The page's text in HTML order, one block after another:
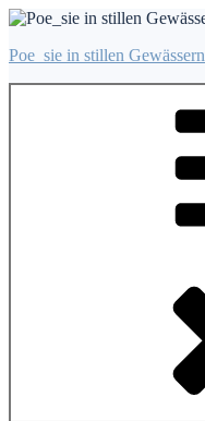
Zum
springen
Poe_sie in stillen Gewässern